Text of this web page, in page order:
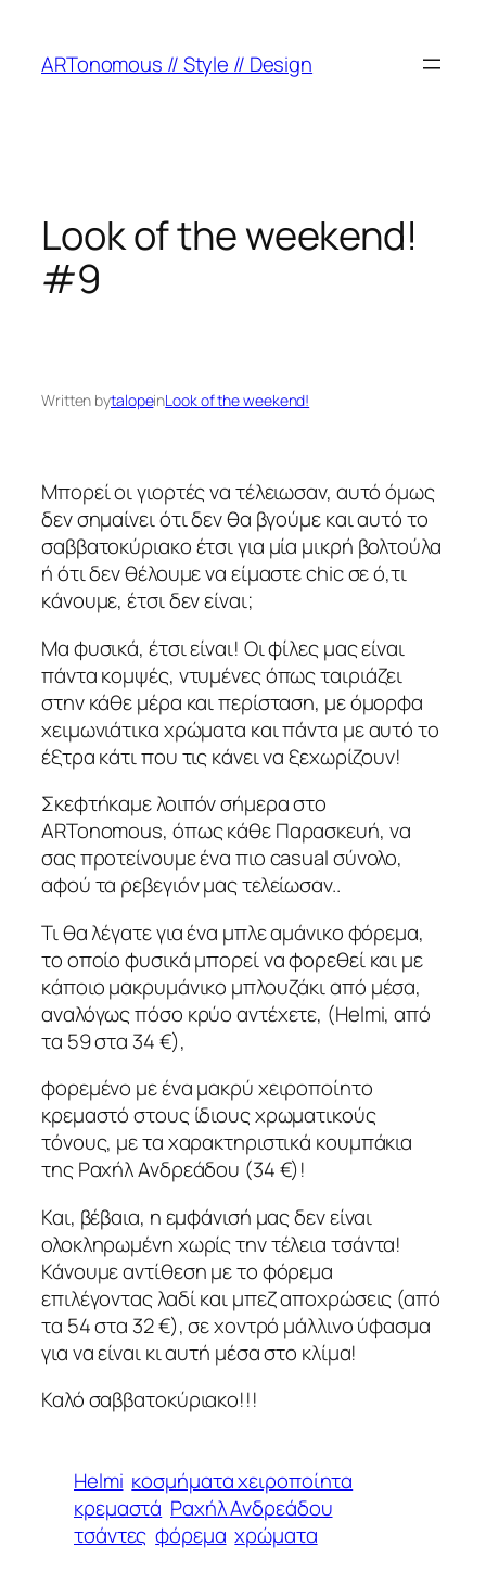
ARTonomous // Style // Design
Look of the weekend!
#9
Written bytalopeinLook of the weekend!
Μπορεί οι γιορτές να τέλειωσαν, αυτό όμως
δεν σημαίνει ότι δεν θα βγούμε και αυτό το
σαββατοκύριακο έτσι για μία μικρή βολτούλα
ή ότι δεν θέλουμε να είμαστε chic σε ό,τι
κάνουμε, έτσι δεν είναι;
Μα φυσικά, έτσι είναι! Οι φίλες μας είναι
πάντα κομψές, ντυμένες όπως ταιριάζει
στην κάθε μέρα και περίσταση, με όμορφα
χειμωνιάτικα χρώματα και πάντα με αυτό το
έξτρα κάτι που τις κάνει να ξεχωρίζουν!
Σκεφτήκαμε λοιπόν σήμερα στο
ARTonomous, όπως κάθε Παρασκευή, να
σας προτείνουμε ένα πιο casual σύνολο,
αφού τα ρεβεγιόν μας τελείωσαν..
Τι θα λέγατε για ένα μπλε αμάνικο φόρεμα,
το οποίο φυσικά μπορεί να φορεθεί και με
κάποιο μακρυμάνικο μπλουζάκι από μέσα,
αναλόγως πόσο κρύο αντέχετε, (Helmi, από
τα 59 στα 34 €),
φορεμένο με ένα μακρύ χειροποίητο
κρεμαστό στους ίδιους χρωματικούς
τόνους, με τα χαρακτηριστικά κουμπάκια
της Ραχήλ Ανδρεάδου (34 €)!
Και, βέβαια, η εμφάνισή μας δεν είναι
ολοκληρωμένη χωρίς την τέλεια τσάντα!
Κάνουμε αντίθεση με το φόρεμα
επιλέγοντας λαδί και μπεζ αποχρώσεις (από
τα 54 στα 32 €), σε χοντρό μάλλινο ύφασμα
για να είναι κι αυτή μέσα στο κλίμα!
Καλό σαββατοκύριακο!!!
Helmi κοσμήματα χειροποίητα
κρεμαστά Ραχήλ Ανδρεάδου
τσάντες φόρεμα χρώματα